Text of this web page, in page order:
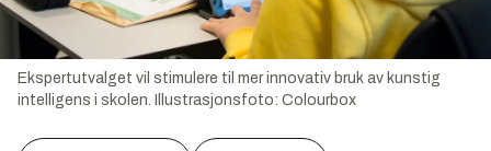
Ekspertutvalget vil stimulere til mer innovativ bruk av kunstig
intelligens i skolen.
Illustrasjonsfoto: Colourbox